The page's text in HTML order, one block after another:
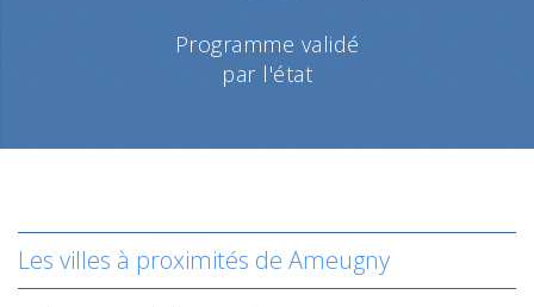
Programme validé
par l'état
Les villes à proximités de Ameugny